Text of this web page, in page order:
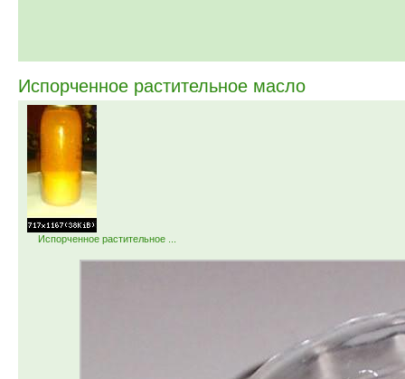
Испорченное растительное масло
Испорченное растительное ...